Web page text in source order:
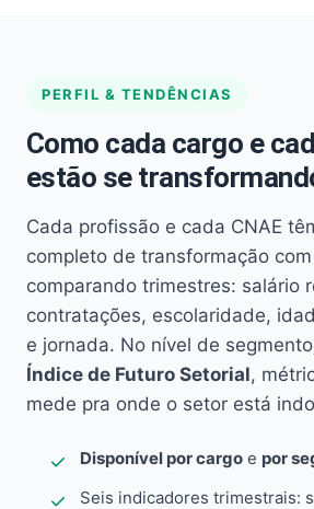
PERFIL & TENDÊNCIAS
Como cada cargo e
estão se
Cada profissão e cada CNAE
completo de transformação
comparando trimestres: salário
contratações, escolaridade,
e jornada. No nível de
Índice de Futuro Setorial,
mede pra onde o setor está
Disponível por cargo e por
Seis indicadores trimestrais: